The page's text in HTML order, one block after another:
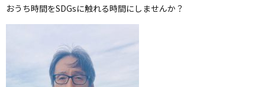
おうち時間をSDGsに触れる時間にしませんか？